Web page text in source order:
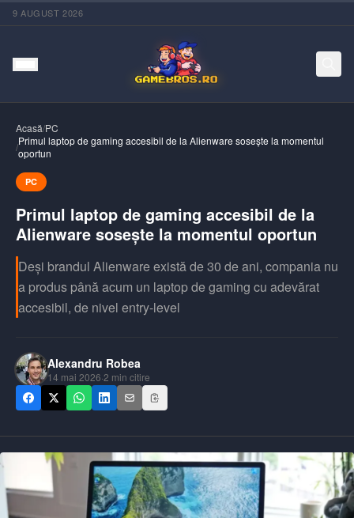
9 AUGUST 2026
Acasă/PC
/Primul laptop de gaming accesibil de la Alienware sosește la momentul
oportun
PC
Primul laptop de gaming accesibil de la
Alienware sosește la momentul oportun
Deși brandul Alienware există de 30 de ani, compania nu
a produs până acum un laptop de gaming cu adevărat
accesibil, de nivel entry-level
Alexandru Robea
14 mai 2026·2 min citire